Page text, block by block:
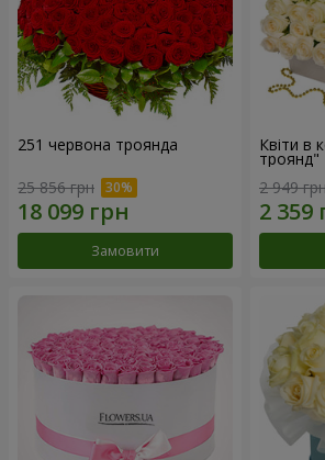
251 червона троянда
25 856 грн
Замовити
Квіти в
троянд"
2 949